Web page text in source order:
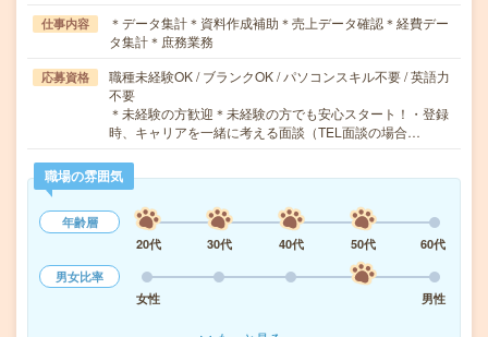
仕事内容
＊データ集計＊資料作成補助＊売上データ確認＊経費デー
タ集計＊庶務業務
応募資格
職種未経験OK / ブランクOK / パソコンスキル不要 / 英語力
不要
＊未経験の方歓迎＊未経験の方でも安心スタート！・登録
時、キャリアを一緒に考える面談（TEL面談の場合…
職場の雰囲気
年齢層
20代
30代 40代 50代
60代
男女比率
女性
男性